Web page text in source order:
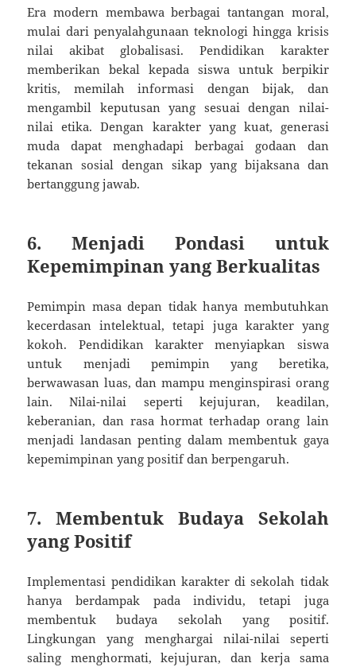
Era modern membawa berbagai tantangan moral,
mulai dari penyalahgunaan teknologi hingga krisis
nilai akibat globalisasi. Pendidikan karakter
memberikan bekal kepada siswa untuk berpikir
kritis, memilah informasi dengan bijak, dan
mengambil keputusan yang sesuai dengan nilai-
nilai etika. Dengan karakter yang kuat, generasi
muda dapat menghadapi berbagai godaan dan
tekanan sosial dengan sikap yang bijaksana dan
bertanggung jawab.
6. Menjadi Pondasi untuk
Kepemimpinan yang Berkualitas
Pemimpin masa depan tidak hanya membutuhkan
kecerdasan intelektual, tetapi juga karakter yang
kokoh. Pendidikan karakter menyiapkan siswa
untuk menjadi pemimpin yang beretika,
berwawasan luas, dan mampu menginspirasi orang
lain. Nilai-nilai seperti kejujuran, keadilan,
keberanian, dan rasa hormat terhadap orang lain
menjadi landasan penting dalam membentuk gaya
kepemimpinan yang positif dan berpengaruh.
7. Membentuk Budaya Sekolah
yang Positif
Implementasi pendidikan karakter di sekolah tidak
hanya berdampak pada individu, tetapi juga
membentuk budaya sekolah yang positif.
Lingkungan yang menghargai nilai-nilai seperti
saling menghormati, kejujuran, dan kerja sama